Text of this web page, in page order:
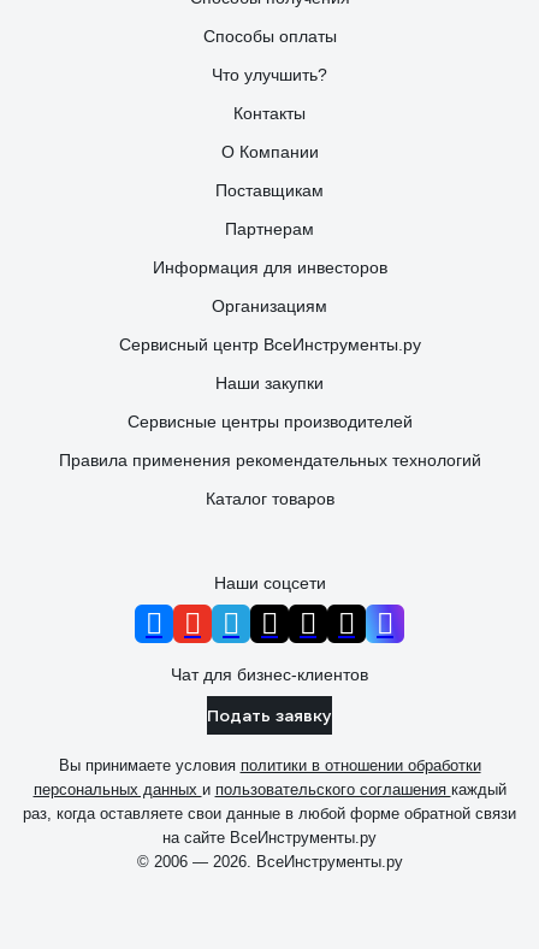
Способы оплаты
Что улучшить?
Контакты
О Компании
Поставщикам
Партнерам
Информация для инвесторов
Организациям
Сервисный центр ВсеИнструменты.ру
Наши закупки
Сервисные центры производителей
Правила применения рекомендательных технологий
Каталог товаров
Наши соцсети
Чат для бизнес-клиентов
Подать заявку
Вы принимаете условия политики в отношении обработки
персональных данных и пользовательского соглашения каждый
раз, когда оставляете свои данные в любой форме обратной связи
на сайте ВсеИнструменты.ру
© 2006 — 2026. ВсеИнструменты.ру